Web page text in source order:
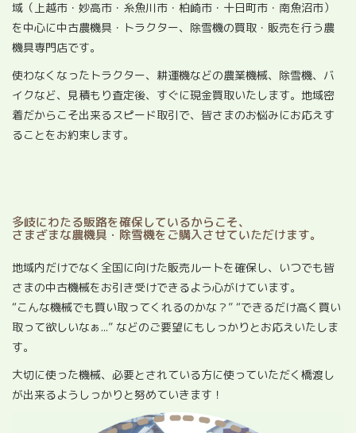
域（上越市・妙高市・糸魚川市・柏崎市・十日町市・南魚沼市）
を中心に中古農機具・トラクター、除雪機の買取・販売を行う農
機具専門店です。
使わなくなったトラクター、耕運機などの農業機械、除雪機、バ
イクなど、見積もり査定後、すぐに現金買取いたします。地域密
着だからこそ出来るスピード取引で、皆さまのお悩みにお応えす
ることをお約束します。
多岐にわたる販路を確保しているからこそ、
さまざまな農機具・除雪機をご購入させていただけます。
地域内だけでなく全国に向けた販売ルートを確保し、いつでも皆
さまの中古機械をお引き受けできるよう心がけています。
“こんな機械でも買い取ってくれるのかな？” “できるだけ高く買い
取って欲しいなぁ...” などのご要望にもしっかりとお応えいたしま
す。
大切に使った機械、必要とされている方に使っていただく橋渡し
が出来るようしっかりと努めていきます！